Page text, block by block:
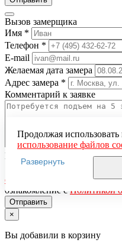
Вызов замерщика
Имя *
Телефон *
E-mail
Желаемая дата замера
Адрес замера *
Комментарий к заявке
Понравившаяся модель
Нажимая кнопку
обработку персональных
ознакомление с Политикой
Продолжая
использование файлов
пользовательских
местоположении, устройстве,
для функционирования
использования систем
Яндекс.Метрика), в
Если вы не хотите,
настройте ограничения в
Развернуть
×
Вы добавили в корзину